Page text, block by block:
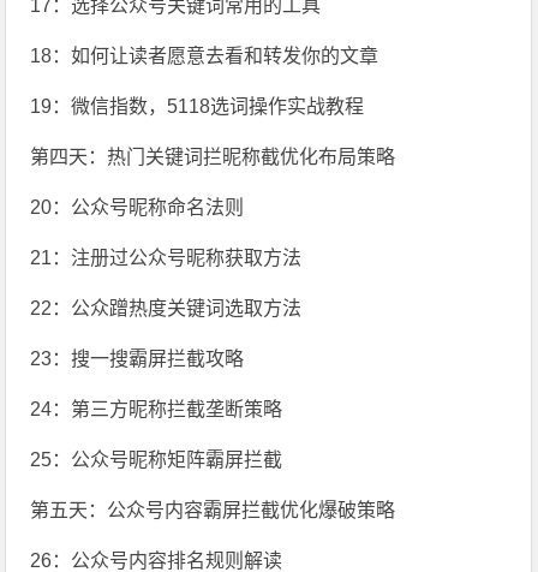
17：选择公众号关键词常用的工具
18：如何让读者愿意去看和转发你的文章
19：微信指数，5118选词操作实战教程
第四天：热门关键词拦昵称截优化布局策略
20：公众号昵称命名法则
21：注册过公众号昵称获取方法
22：公众蹭热度关键词选取方法
23：搜一搜霸屏拦截攻略
24：第三方昵称拦截垄断策略
25：公众号昵称矩阵霸屏拦截
第五天：公众号内容霸屏拦截优化爆破策略
26：公众号内容排名规则解读